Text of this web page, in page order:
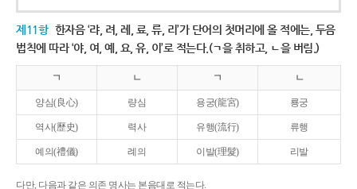
제11항 한자음 ‘랴, 려, 례, 료, 류, 리’가 단어의 첫머리에 올 적에는, 두음
법칙에 따라 ‘야, 여, 예, 요, 유, 이’로 적는다.(ㄱ을 취하고, ㄴ을 버림.)
ㄱ ㄴ ㄱ ㄴ
양심(良心) 량심 용궁(龍宮) 룡궁
역사(歷史) 력사 유행(流行) 류행
예의(禮儀) 례의 이발(理髮) 리발
다만, 다음과 같은 의존 명사는 본음대로 적는다.